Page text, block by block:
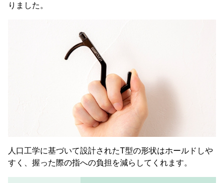
りました。
人口工学に基づいて設計されたT型の形状はホールドしや
すく、握った際の指への負担を減らしてくれます。